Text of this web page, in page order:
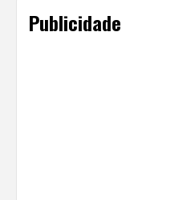
Publicidade